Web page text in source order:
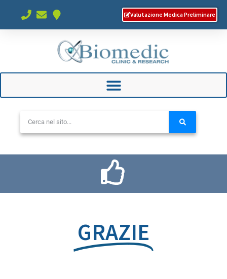
Valutazione Medica Preliminare
GRAZIE